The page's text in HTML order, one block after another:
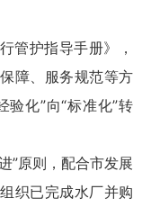
管护指导手册》，
障、服务规范等方
化”向“标准化”转
”原则，配合市发展
织已完成水厂并购